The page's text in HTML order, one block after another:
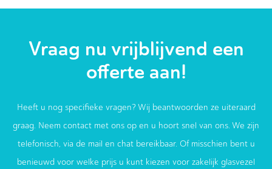
Vraag nu vrijblijvend een
offerte aan!
Heeft u nog specifieke vragen? Wij beantwoorden ze uiteraard
graag. Neem contact met ons op en u hoort snel van ons. We zijn
telefonisch, via de mail en chat bereikbaar. Of misschien bent u
benieuwd voor welke prijs u kunt kiezen voor zakelijk glasvezel